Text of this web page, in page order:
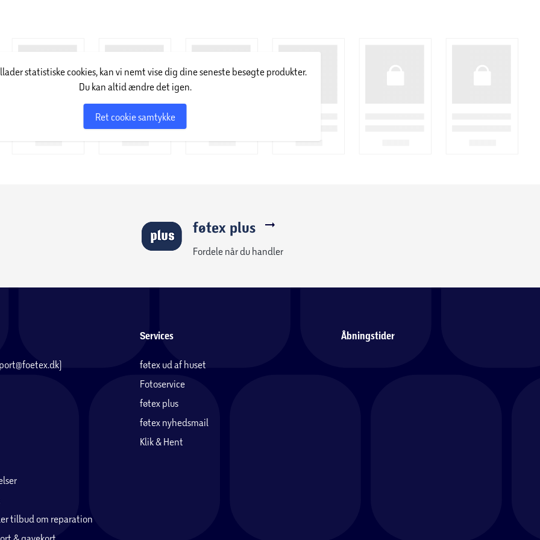
statistiske cookies, kan vi nemt vise dig dine seneste besøgte produkter.
Du kan altid ændre det igen.
Ret cookie samtykke
føtex plus
Fordele når du handler
tilbud om reparation
Services
føtex ud af huset
Fotoservice
føtex plus
føtex nyhedsmail
Klik & Hent
Åbningstider